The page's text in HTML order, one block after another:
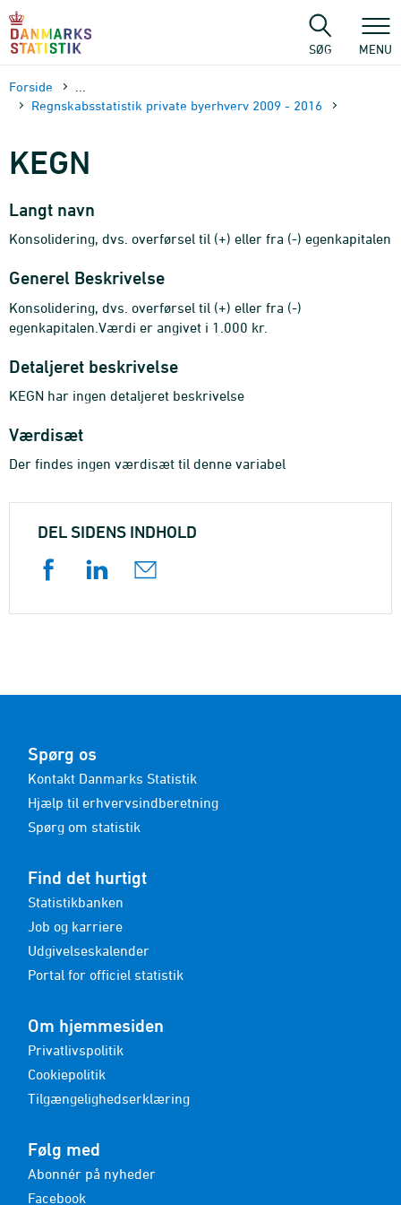
sidens
SØG MENU
Forside
Regnskabsstatistik private byerhverv 2009 - 2016
KEGN
Langt navn
Konsolidering, dvs. overførsel til (+) eller fra (-) egenkapitalen
Generel Beskrivelse
Konsolidering, dvs. overførsel til (+) eller fra (-)
egenkapitalen.Værdi er angivet i 1.000 kr.
Detaljeret beskrivelse
KEGN har ingen detaljeret beskrivelse
Værdisæt
Der findes ingen værdisæt til denne variabel
DEL SIDENS INDHOLD
Spørg os
Kontakt Danmarks Statistik
Hjælp til erhvervsindberetning
Spørg om statistik
Find det hurtigt
Statistikbanken
Job og karriere
Udgivelseskalender
Portal for officiel statistik
Om hjemmesiden
Privatlivspolitik
Cookiepolitik
Tilgængelighedserklæring
Følg med
Abonnér på nyheder
Facebook